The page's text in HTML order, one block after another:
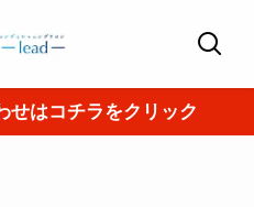
せはコチラをクリック